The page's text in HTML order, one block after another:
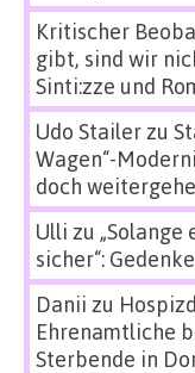
Kritischer
gibt, sind wir
Sinti:zze und
Udo Stailerzu
Wagen“-
doch
Ulli zu
sicher“:
Danii zu
Ehrenamtliche
Sterbende in